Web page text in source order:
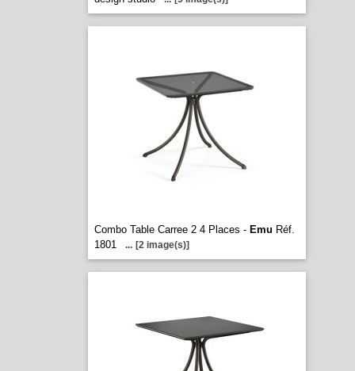
Combo Table Carree 2 4 Places - Emu Réf.
1801
... [2 image(s)]